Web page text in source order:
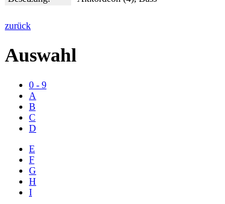
zurück
Auswahl
0 - 9
A
B
C
D
E
F
G
H
I